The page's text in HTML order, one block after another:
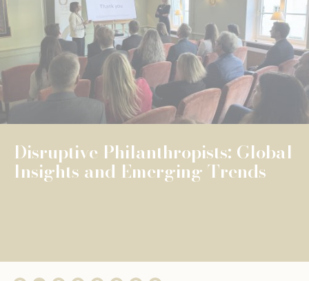
UNIVERSELLE BILDUNG
The Fondation de Luxembourg
surpasses €100 million in total
grants, wi...